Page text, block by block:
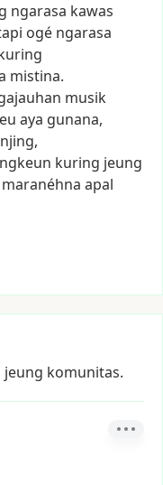
ngarasa kawas
ogé ngarasa
mistina.
musik
aya gunana,
kuring jeung
maranéhna apal
komunitas.